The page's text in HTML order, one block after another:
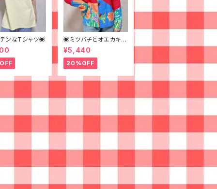
ンなTシャツ◉
◉ミツバチとオエカキス
ルカラフルペイントなジ
ャケット◉
¥5,440
20%OFF